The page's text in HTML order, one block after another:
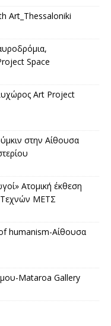
Art_Thessaloniki
Space
Art Project
στην Αίθουσα
Ατομική έκθεση
Τεχνών ΜΕΤΣ
humanism-Αίθουσα
Mataroa Gallery